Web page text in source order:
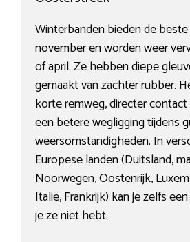
Winterbanden bieden de
november en worden weer
of april. Ze hebben diepe
gemaakt van zachter rubber.
korte remweg, directer
een betere wegligging tijdens
weersomstandigheden. In
Europese landen (Duitsland,
Noorwegen, Oostenrijk,
Italië, Frankrijk) kan je zelfs
je ze niet hebt.